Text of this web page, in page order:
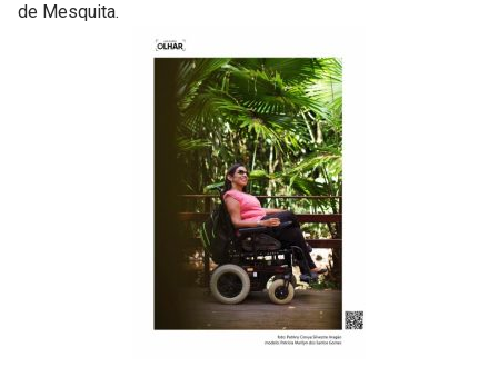
de Mesquita.